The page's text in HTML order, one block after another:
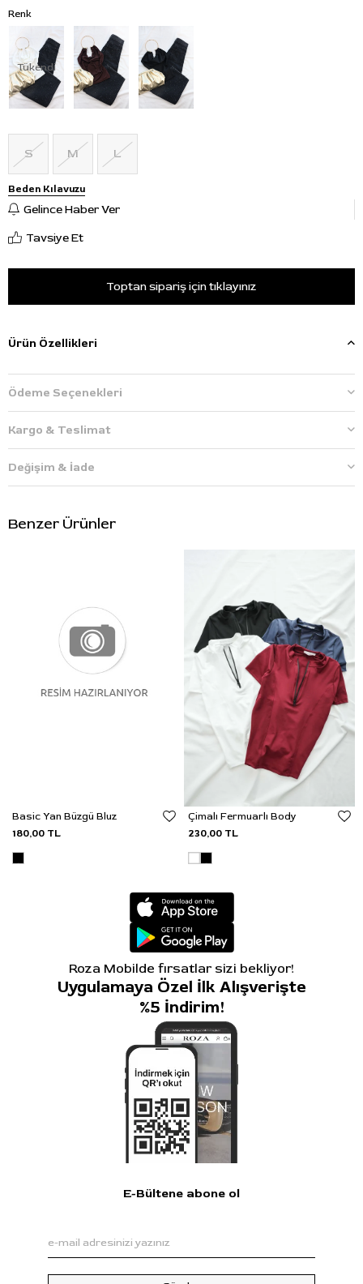
Renk
Tükendi
S M L
Beden Kılavuzu
Gelince Haber Ver
Tavsiye Et
Toptan sipariş için tıklayınız
Ürün Özellikleri
Ödeme Seçenekleri
Kargo & Teslimat
Değişim & İade
Benzer Ürünler
Basic Yan Büzgü Bluz
180,00 TL
Çimalı Fermuarlı Body
230,00 TL
Roza Mobilde fırsatlar sizi bekliyor!
Uygulamaya Özel İlk Alışverişte
%5 İndirim!
E-Bültene abone ol